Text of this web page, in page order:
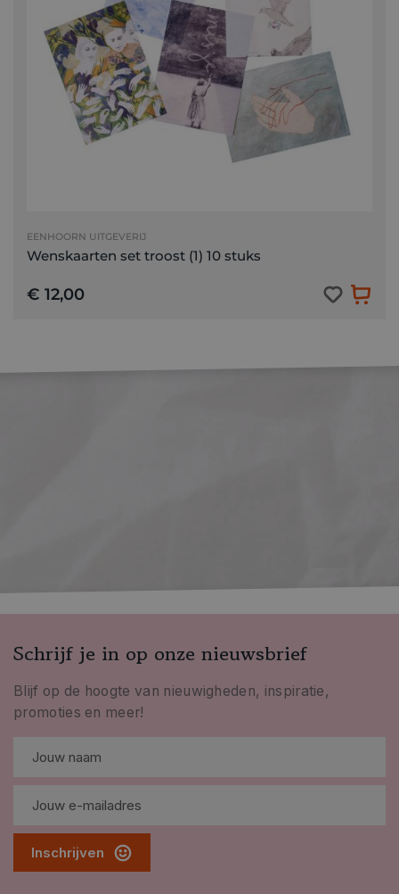
EENHOORN UITGEVERIJ
Wenskaarten set troost (1) 10 stuks
€ 12,00
Schrijf je in op onze nieuwsbrief
Blijf op de hoogte van nieuwigheden, inspiratie,
promoties en meer!
Inschrijven